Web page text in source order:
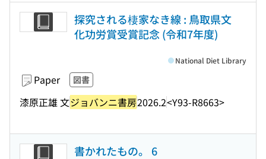
探究される棲家なき線 : 鳥取県文
化功労賞受賞記念 (令和7年度)
Paper 図書
漆原正雄 文ジョバンニ書房2026.2<Y93-R8663>
National Diet Library
書かれたもの。 6